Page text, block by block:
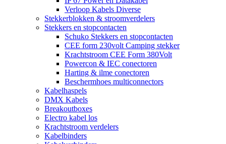
Verloop Kabels Diverse
Stekkerblokken & stroomverdelers
Stekkers en stopcontacten
Schuko Stekkers en stopcontacten
CEE form 230volt Camping stekker
Krachtstroom CEE Form 380Volt
Powercon & IEC conectoren
Harting & ilme conectoren
Beschermhoes multiconnectors
Kabelhaspels
DMX Kabels
Breakoutboxes
Electro kabel los
Krachtstroom verdelers
Kabelbinders